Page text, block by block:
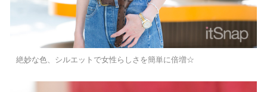
絶妙な色、シルエットで女性らしさを簡単に倍増☆